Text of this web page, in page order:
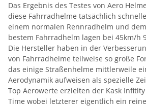
Das Ergebnis des Testes von Aero
diese Fahrradhelme tatsächlich
einem normalen Rennradhelm und
bestem Fahrradhelm lagen bei 45km/h
Die Hersteller haben in der
von Fahrradhelme teilweise so große
das einige Straßenhelme mittlerweile
Aerodynamik aufweisen als spezielle
Top Aerowerte erzielten der Kask
Time wobei letzterer eigentlich ein